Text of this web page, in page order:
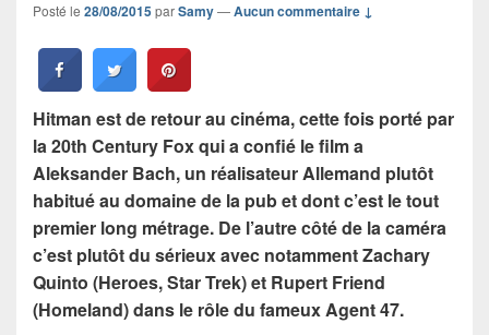
Posté le 28/08/2015parSamy—Aucun commentaire ↓
Hitman est de retour au cinéma, cette fois porté par
la 20th Century Fox qui a confié le film a
Aleksander Bach, un réalisateur Allemand plutôt
habitué au domaine de la pub et dont c’est le tout
premier long métrage. De l’autre côté de la caméra
c’est plutôt du sérieux avec notamment Zachary
Quinto (Heroes, Star Trek) et Rupert Friend
(Homeland) dans le rôle du fameux Agent 47.